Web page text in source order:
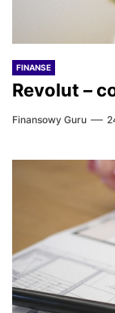
FINANSE
Revolut –
Finansowy Guru